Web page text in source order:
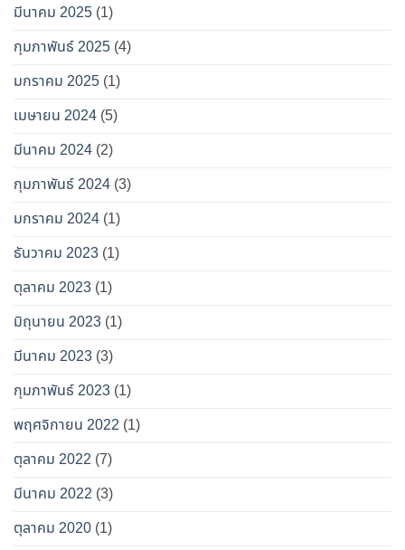
มีนาคม 2025 (1)
กุมภาพันธ์ 2025 (4)
มกราคม 2025 (1)
เมษายน 2024 (5)
มีนาคม 2024 (2)
กุมภาพันธ์ 2024 (3)
มกราคม 2024 (1)
ธันวาคม 2023 (1)
ตุลาคม 2023 (1)
มิถุนายน 2023 (1)
มีนาคม 2023 (3)
กุมภาพันธ์ 2023 (1)
พฤศจิกายน 2022 (1)
ตุลาคม 2022 (7)
มีนาคม 2022 (3)
ตุลาคม 2020 (1)